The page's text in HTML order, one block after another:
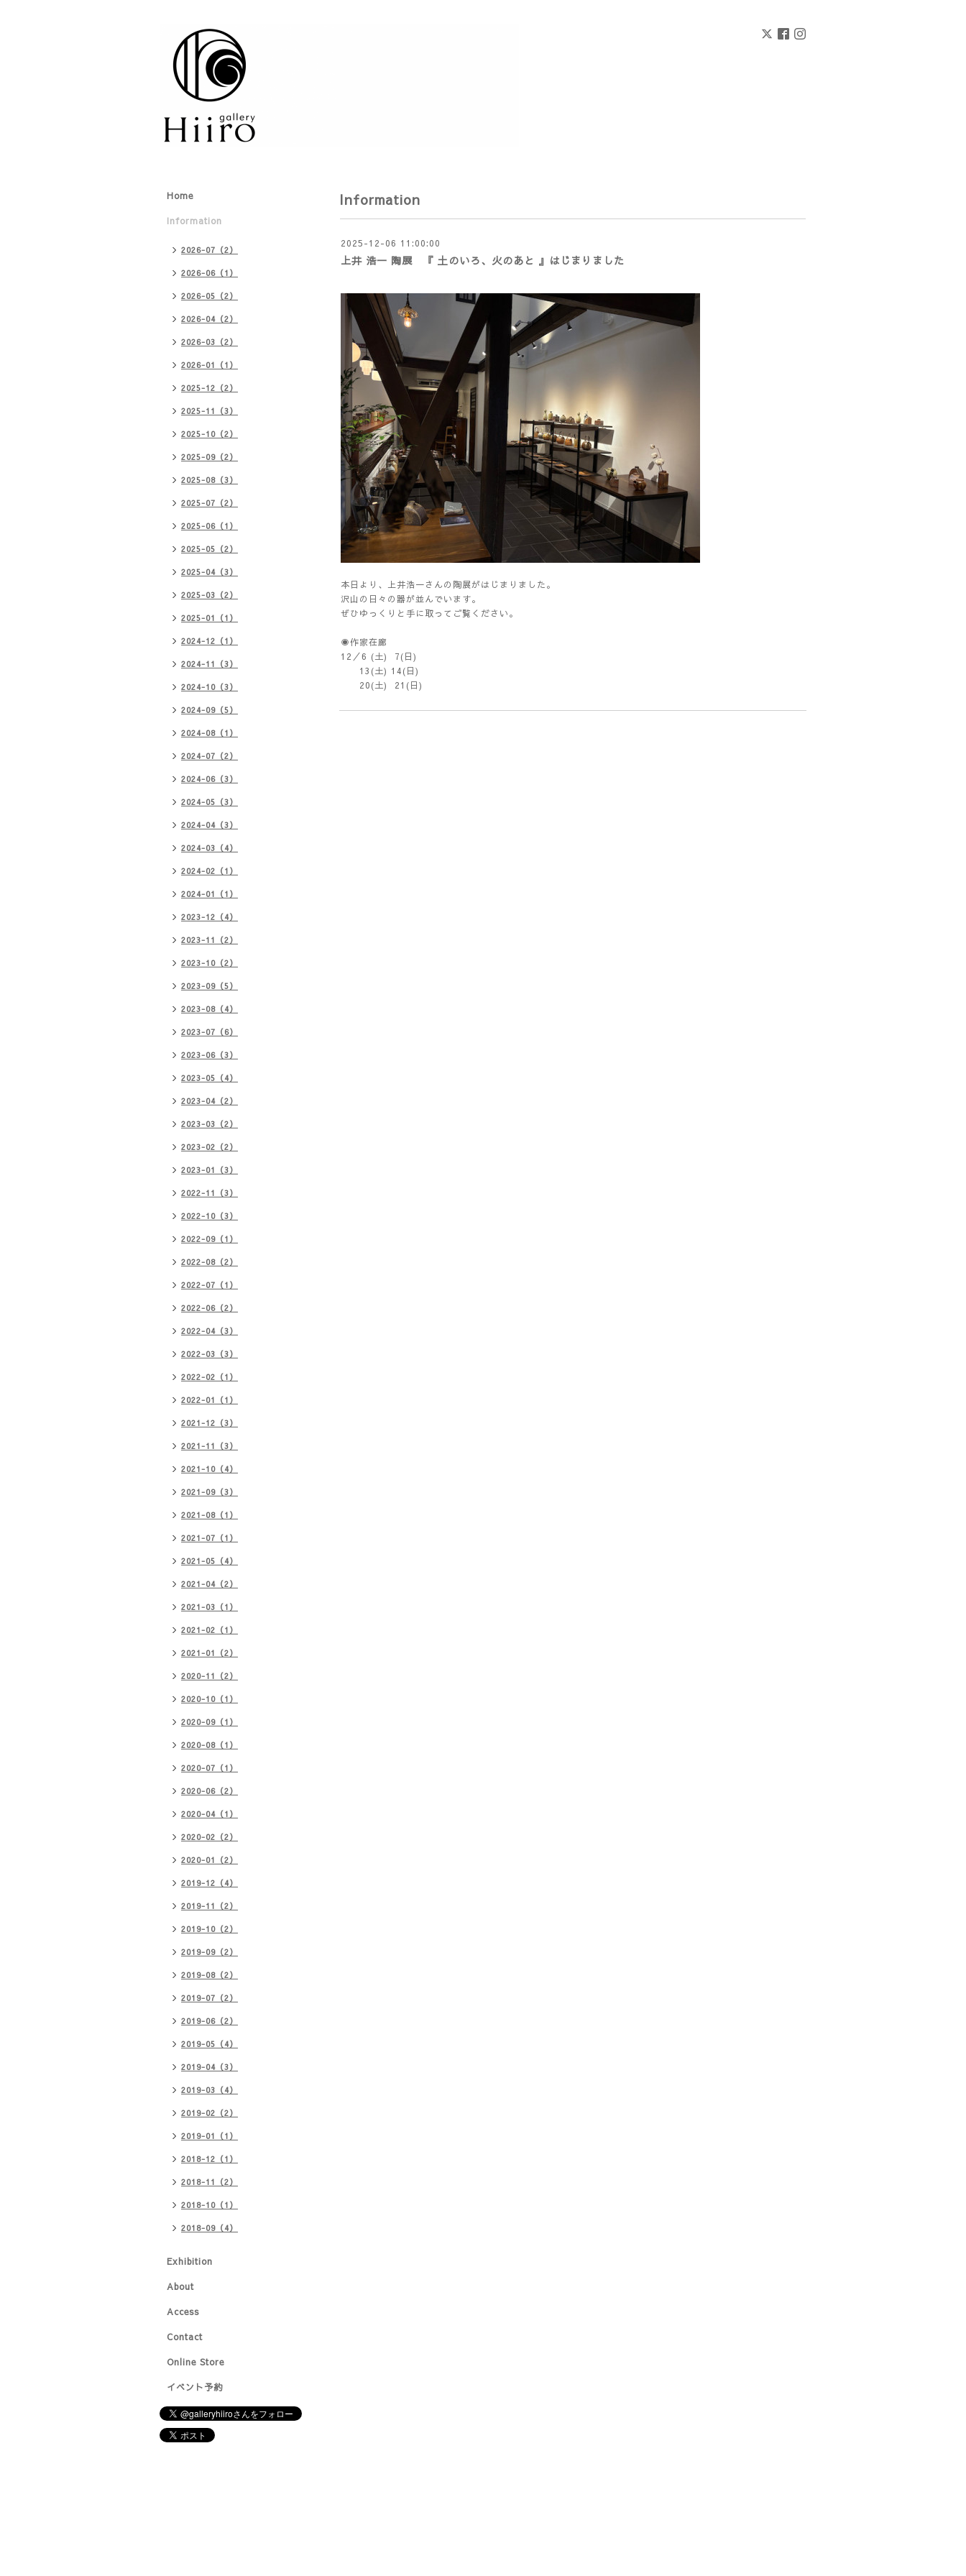
Information
2025-12-06 11:00:00
上井 浩一 陶展 『 土のいろ、火のあと 』はじまりました
本日より、上井浩一さんの陶展がはじまりました。
沢山の日々の器が並んでいます。
ぜひゆっくりと手に取ってご覧ください。
◉作家在廊
12／6 (土) 7(日)
13(土) 14(日)
20(土) 21(日)
Home
Information
2026-07（2）
2026-06（1）
2026-05（2）
2026-04（2）
2026-03（2）
2026-01（1）
2025-12（2）
2025-11（3）
2025-10（2）
2025-09（2）
2025-08（3）
2025-07（2）
2025-06（1）
2025-05（2）
2025-04（3）
2025-03（2）
2025-01（1）
2024-12（1）
2024-11（3）
2024-10（3）
2024-09（5）
2024-08（1）
2024-07（2）
2024-06（3）
2024-05（3）
2024-04（3）
2024-03（4）
2024-02（1）
2024-01（1）
2023-12（4）
2023-11（2）
2023-10（2）
2023-09（5）
2023-08（4）
2023-07（6）
2023-06（3）
2023-05（4）
2023-04（2）
2023-03（2）
2023-02（2）
2023-01（3）
2022-11（3）
2022-10（3）
2022-09（1）
2022-08（2）
2022-07（1）
2022-06（2）
2022-04（3）
2022-03（3）
2022-02（1）
2022-01（1）
2021-12（3）
2021-11（3）
2021-10（4）
2021-09（3）
2021-08（1）
2021-07（1）
2021-05（4）
2021-04（2）
2021-03（1）
2021-02（1）
2021-01（2）
2020-11（2）
2020-10（1）
2020-09（1）
2020-08（1）
2020-07（1）
2020-06（2）
2020-04（1）
2020-02（2）
2020-01（2）
2019-12（4）
2019-11（2）
2019-10（2）
2019-09（2）
2019-08（2）
2019-07（2）
2019-06（2）
2019-05（4）
2019-04（3）
2019-03（4）
2019-02（2）
2019-01（1）
2018-12（1）
2018-11（2）
2018-10（1）
2018-09（4）
Exhibition
About
Access
Contact
Online Store
イベント予約